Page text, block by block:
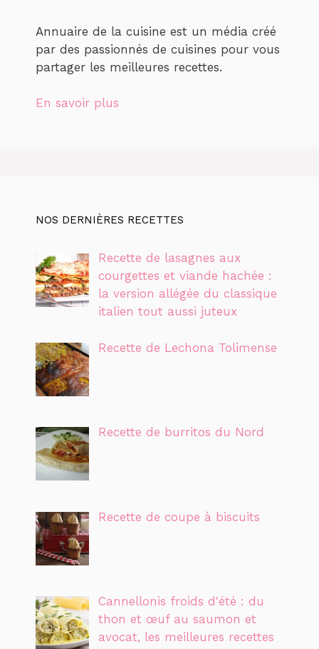
Annuaire de la cuisine est un média créé
par des passionnés de cuisines pour vous
partager les meilleures recettes.
En savoir plus
NOS DERNIÈRES RECETTES
Recette de lasagnes aux
courgettes et viande hachée :
la version allégée du classique
italien tout aussi juteux
Recette de Lechona Tolimense
Recette de burritos du Nord
Recette de coupe à biscuits
Cannellonis froids d'été : du
thon et œuf au saumon et
avocat, les meilleures recettes